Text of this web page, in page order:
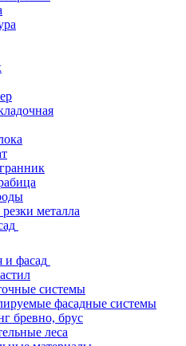
металла
и фасад
системы
фасадные системы
бревно, брус
леса